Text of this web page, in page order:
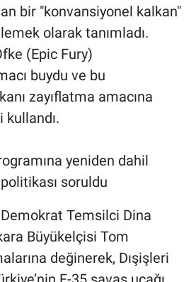
bir "konvansiyonel kalkan"
olarak tanımladı.
(Epic Fury)
buydu ve bu
zayıflatma amacına
kullandı.
yeniden dahil
soruldu
Demokrat Temsilci Dina
Büyükelçisi Tom
değinerek, Dışişleri